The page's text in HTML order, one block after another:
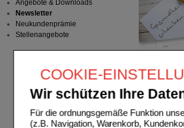
COOKIE-
Wir schützen Ihre
Für die ordnungsgemäße Funktion
(z.B. Navigation, Warenkorb,
Angebote & Downloads
Newsletter
Neukundenprämie
Stellenangebote